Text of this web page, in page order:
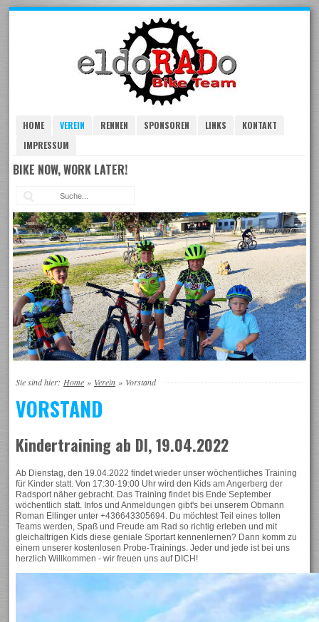
HOME VEREIN RENNEN SPONSOREN LINKS
KONTAKT
IMPRESSUM
BIKE NOW, WORK LATER!
Sie sind hier: Home » Verein » Vorstand
VORSTAND
Kindertraining ab DI, 19.04.2022
Ab Dienstag, den 19.04.2022 findet wieder unser wöchentliches Training
für Kinder statt. Von 17:30-19:00 Uhr wird den Kids am Angerberg der
Radsport näher gebracht. Das Training findet bis Ende September
wöchentlich statt. Infos und Anmeldungen gibt's bei unserem Obmann
Roman Ellinger unter +436643305694. Du möchtest Teil eines tollen
Teams werden, Spaß und Freude am Rad so richtig erleben und mit
gleichaltrigen Kids diese geniale Sportart kennenlernen? Dann komm zu
einem unserer kostenlosen Probe-Trainings. Jeder und jede ist bei uns
herzlich Willkommen - wir freuen uns auf DICH!